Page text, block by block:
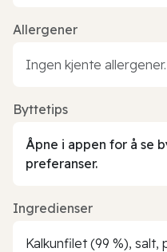
Allergener
Ingen kjente allergener.
Byttetips
Åpne i appen for å se
preferanser.
Ingredienser
Kalkunfilet (99 %),